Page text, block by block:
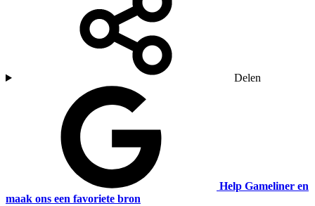
Delen
Help Gameliner en
maak ons een favoriete bron